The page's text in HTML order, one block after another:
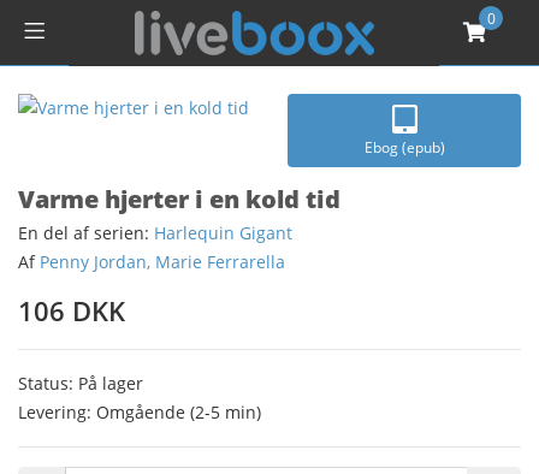
0
Ebog (epub)
Varme hjerter i en kold tid
En del af serien: Harlequin Gigant
Af Penny Jordan, Marie Ferrarella
106 DKK
Status: På lager
Levering: Omgående (2-5 min)